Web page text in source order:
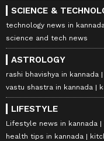
SCIENCE &
technology news in
science and tech news
ASTROLOGY
rashi bhavishya in kannada
vastu shastra in kannada
LIFESTYLE
Lifestyle news in kannada
health tips in kannada